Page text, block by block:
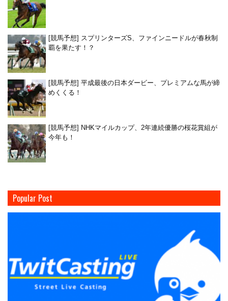
[競馬予想] スプリンターズS、ファインニードルが春秋制
覇を果たす！？
[競馬予想] 平成最後の日本ダービー、プレミアムな馬が締
めくくる！
[競馬予想] NHKマイルカップ、2年連続優勝の桜花賞組が
今年も！
Popular Post